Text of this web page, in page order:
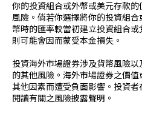
你的投資組合或外幣或美元存款
風險。倘若你選擇將你的投資組
幣時的匯率較當初建立投資組合或
則可能會因而蒙受本金損失。
投資海外市場證券涉及貨幣風險
的其他風險。海外市場證券之價
其他因素而遭受負面影響。投資
閱讀有關之風險披露聲明。